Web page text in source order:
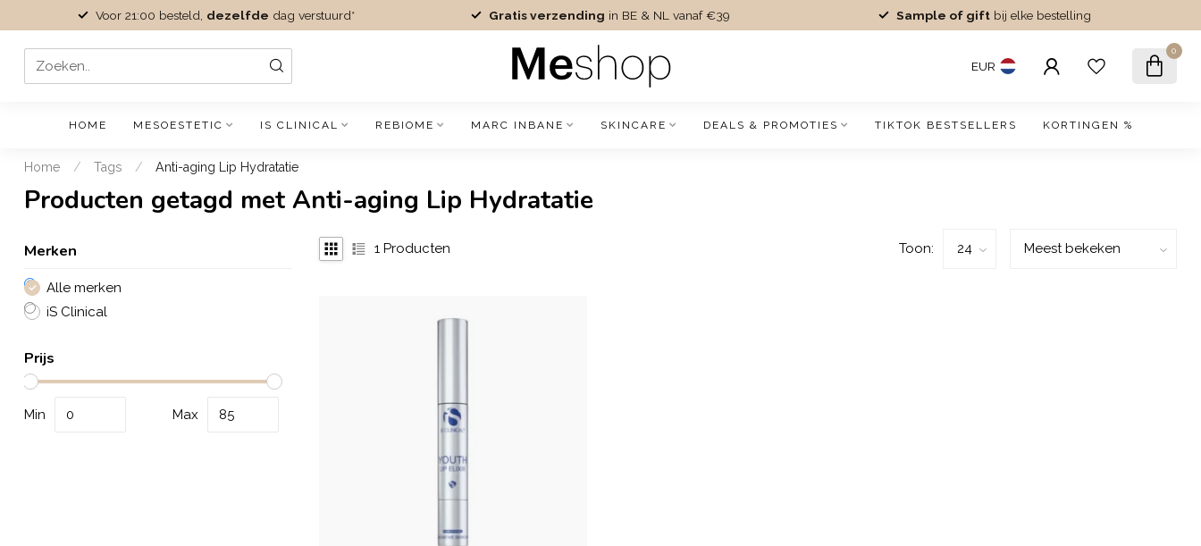
Voor 21:00 besteld, dezelfde dag verstuurd* Gratis verzending in BE & NL vanaf €39 Sample of gift bij elke bestelling
EUR
0
HOME MESOESTETIC IS CLINICAL REBIOME MARC INBANE SKINCARE DEALS & PROMOTIES TIKTOK BESTSELLERS KORTINGEN %
Home / Tags / Anti-aging Lip Hydratatie
Producten getagd met Anti-aging Lip Hydratatie
Merken
Alle merken
iS Clinical
Prijs
Min Max
1 Producten Toon: